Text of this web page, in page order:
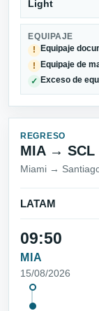
Light
EQUIPAJE
!
Equipaje
! Equipaje de
✓ Exceso de
REGRESO
MIA → SCL
Miami →
LATAM
09:50
MIA
15/08/2026